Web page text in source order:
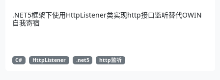
.NET5框架下使用HttpListener类实现http接口监听替代OWIN
自我寄宿
C# HttpListener .net5 http监听